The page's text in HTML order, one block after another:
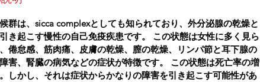
群は、sicca complexとしても知られており、外分泌腺の乾燥と
き起こす慢性の自己免疫疾患です。
この状態は女性に多く見ら
倦怠感、筋肉痛、皮膚の乾燥、膣の乾燥、リンパ節と耳下腺の
害、腎臓の病気などの症状が特徴です。
この状態は死亡率の増
しかし、それは症状からかなりの障害を引き起こす可能性があ